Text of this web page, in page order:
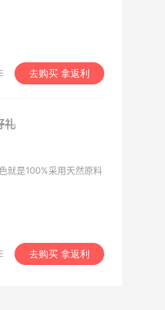
去购买 拿返利
礼
就是100%采用天然原料
去购买 拿返利